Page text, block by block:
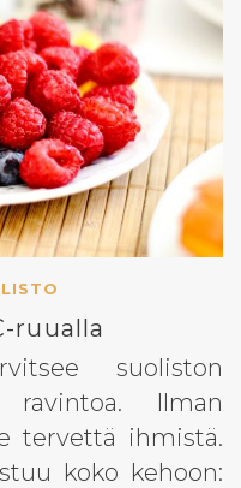
ruualla
suoliston
ravintoa. Ilman
tervettä ihmistä.
koko kehoon: